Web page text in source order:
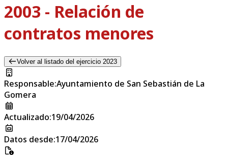
2003 - Relación de
contratos menores
Volver al listado del ejercicio 2023
Responsable:Ayuntamiento de San Sebastián de La
Gomera
Actualizado:19/04/2026
Datos desde:17/04/2026